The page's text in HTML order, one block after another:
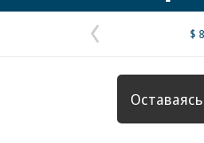
Предыдущая
страница
$